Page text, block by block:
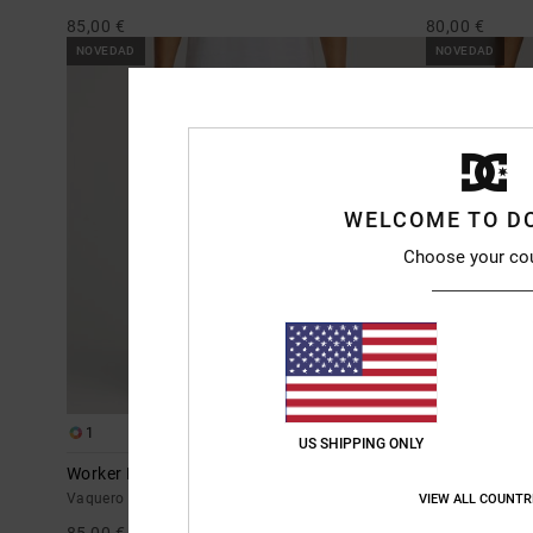
85,00 € 80,00 €
NOVEDAD
1
Worker Baggy Denim Double That
Vaquero Azul hombre
NOVEDAD
Vaquero Beige
WELCOME TO
Choose your
US SHIPPING ONLY
VIEW ALL